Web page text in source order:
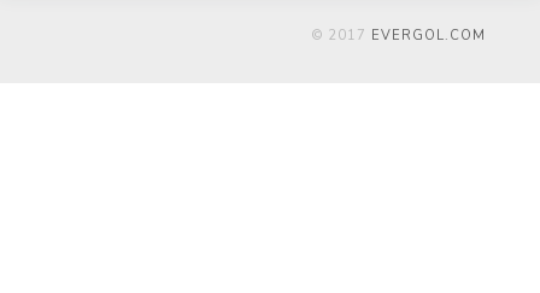
© 2017 EVERGOL.COM